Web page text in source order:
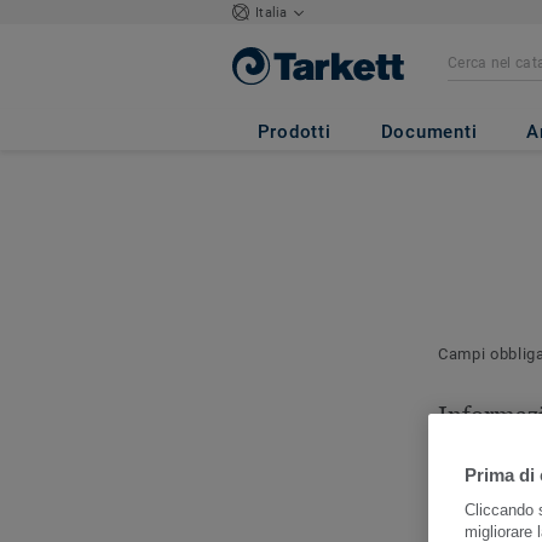
Italia
Prodotti Documenti
Campi
Indicare la
contattare
Prima di
Cliccando
migliorare